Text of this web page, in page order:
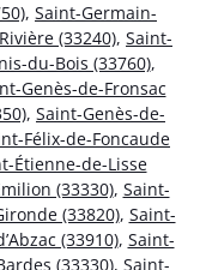
, Saint-Germain-
(33240), Saint-
du-Bois (33760),
Genès-de-Fronsac
, Saint-Genès-de-
Félix-de-Foncaude
Étienne-de-Lisse
(33330), Saint-
(33820), Saint-
(33910), Saint-
(33330), Saint-